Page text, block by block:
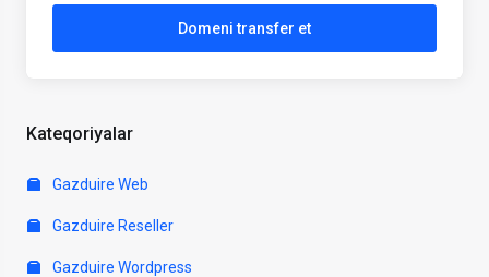
Kateqoriyalar
Gazduire Web
Gazduire Reseller
Gazduire Wordpress
Domeni transfer et